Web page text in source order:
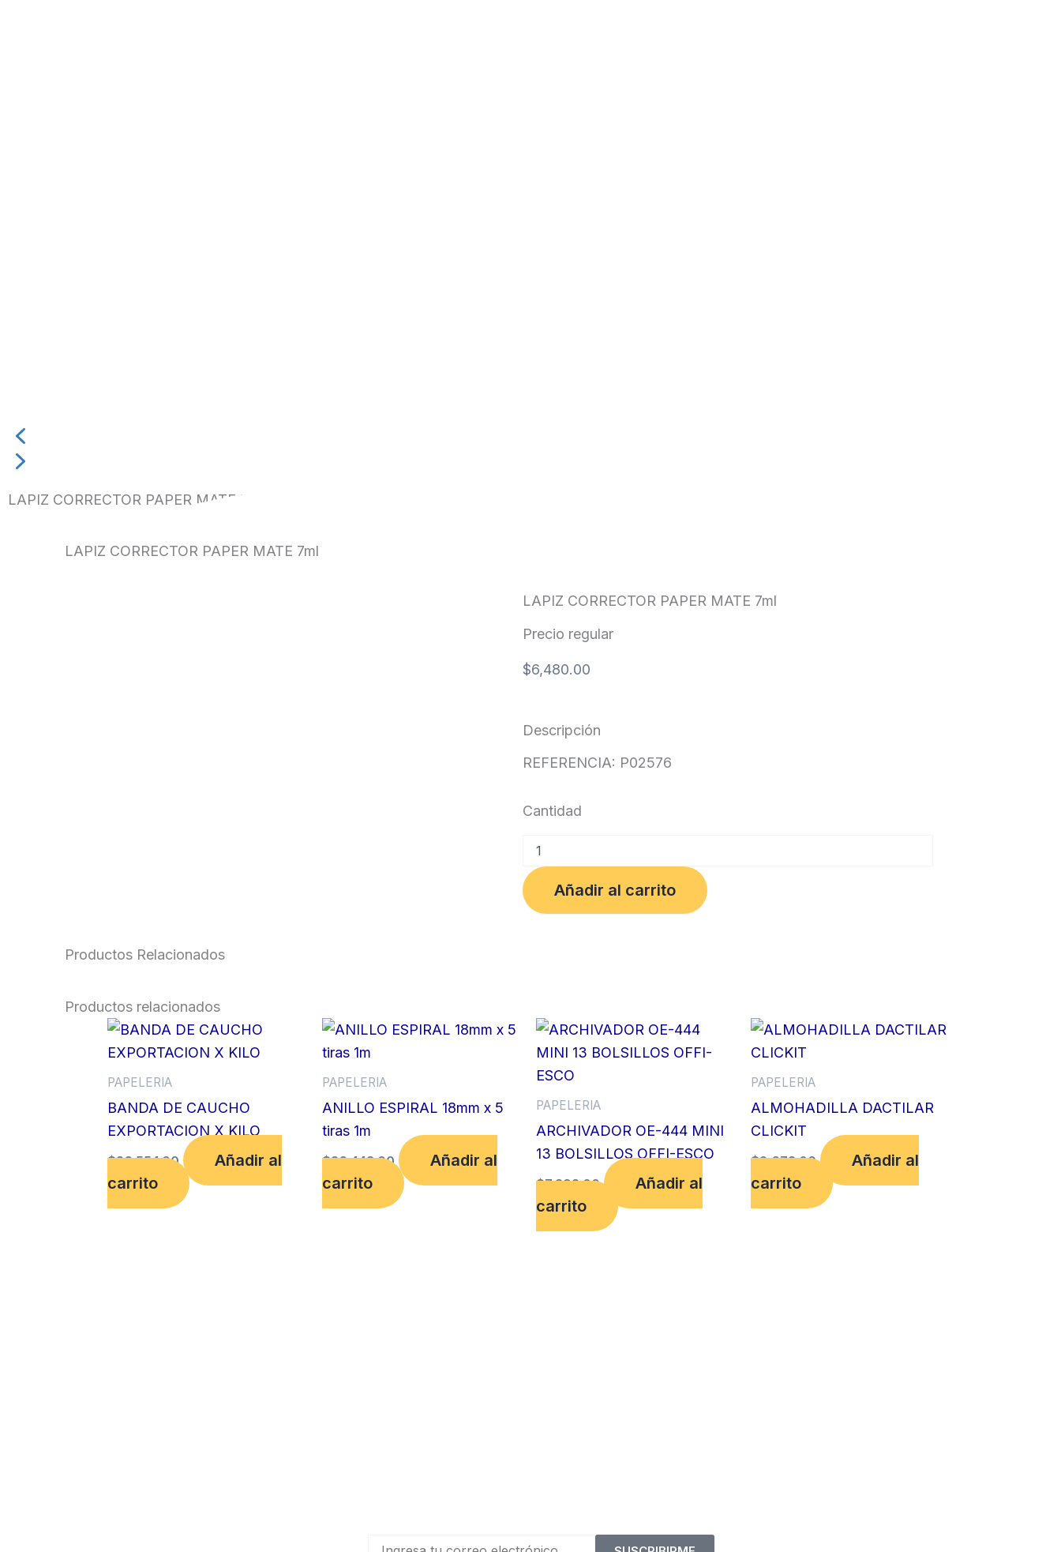
LAPIZ CORRECTOR PAPER MATE 7ml
LAPIZ CORRECTOR PAPER MATE 7ml
LAPIZ CORRECTOR PAPER MATE 7ml
Precio regular
$6,480.00
Descripción
REFERENCIA: P02576
Cantidad
CORRECTOR
PAPER
MATE
7ml
Añadir al carrito
Productos Relacionados
Productos relacionados
PAPELERIA
BANDA DE CAUCHO
EXPORTACION X KILO
$26,554.00
Añadir al
carrito
PAPELERIA
ANILLO ESPIRAL 18mm x 5
tiras 1m
$36,443.00
Añadir al
carrito
PAPELERIA
ARCHIVADOR OE-444 MINI
13 BOLSILLOS OFFI-ESCO
$7,392.00
Añadir al
carrito
PAPELERIA
ALMOHADILLA DACTILAR
CLICKIT
$2,673.00
Añadir al
carrito